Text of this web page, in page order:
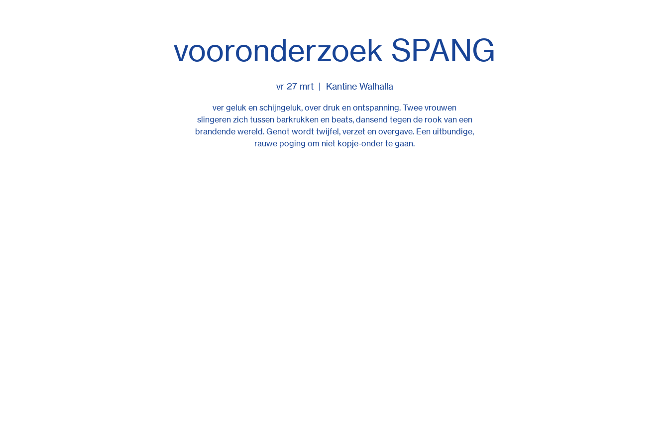
vooronderzoek SPANG
vr 27 mrt
  |
Kantine Walhalla
ver geluk en schijngeluk, over druk en ontspanning. Twee vrouwen
slingeren zich tussen barkrukken en beats, dansend tegen de rook van een
brandende wereld. Genot wordt twijfel, verzet en overgave. Een uitbundige,
rauwe poging om niet kopje-onder te gaan.